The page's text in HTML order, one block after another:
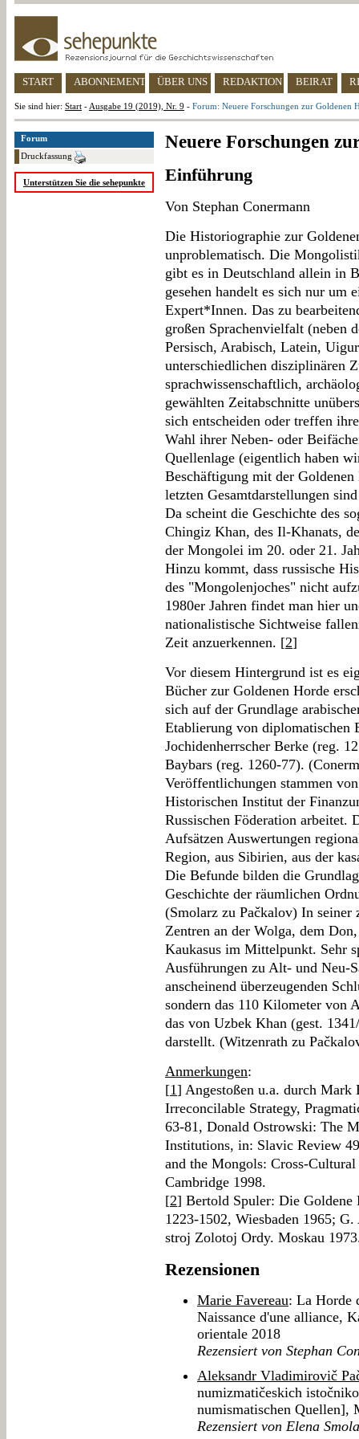
START ABONNEMENT ÜBER UNS REDAKTION BEIRAT
Sie sind hier: Start - Ausgabe 19 (2019), Nr. 9 - Forum: Neuere Forschungen zur Goldenen
Forum
Druckfassung
Unterstützen Sie die sehepunkte
Neuere Forschungen
Einführung
Von Stephan Conermann
Die Historiographie zur
unproblematisch. Die
gibt es in Deutschland allein in
gesehen handelt es sich nur um
Expert*Innen. Das zu
großen Sprachenvielfalt (neben
Persisch, Arabisch, Latein,
unterschiedlichen disziplinären
sprachwissenschaftlich,
gewählten Zeitabschnitte
sich entscheiden oder treffen
Wahl ihrer Neben- oder
Quellenlage (eigentlich haben
Beschäftigung mit der
letzten Gesamtdarstellungen
Da scheint die Geschichte des
Chingiz Khan, des Il-Khanats,
der Mongolei im 20. oder 21.
Hinzu kommt, dass russische
des "Mongolenjoches" nicht
1980er Jahren findet man hier
nationalistische Sichtweise
Zeit anzuerkennen. [2]
Vor diesem Hintergrund ist es
Bücher zur Goldenen Horde
sich auf der Grundlage
Etablierung von diplomatischen
Jochidenherrscher Berke (reg.
Baybars (reg. 1260-77).
Veröffentlichungen stammen
Historischen Institut der
Russischen Föderation arbeitet.
Aufsätzen Auswertungen
Region, aus Sibirien, aus der
Die Befunde bilden die
Geschichte der räumlichen
(Smolarz zu Pačkalov) In seiner
Zentren an der Wolga, dem
Kaukasus im Mittelpunkt. Sehr
Ausführungen zu Alt- und Neu-
anscheinend überzeugenden
sondern das 110 Kilometer von
das von Uzbek Khan (gest.
darstellt. (Witzenrath zu
Anmerkungen:
[1] Angestoßen u.a. durch
Irreconcilable Strategy,
63-81, Donald Ostrowski: The
Institutions, in: Slavic Review
and the Mongols: Cross-
Cambridge 1998.
[2] Bertold Spuler: Die
1223-1502, Wiesbaden 1965;
stroj Zolotoj Ordy. Moskau
Rezensionen
Marie Favereau: La Horde
Naissance d'une alliance,
orientale 2018
Rezensiert von Stephan
Aleksandr Vladimirovič
numizmatičeskich
numismatischen Quellen],
Rezensiert von Elena